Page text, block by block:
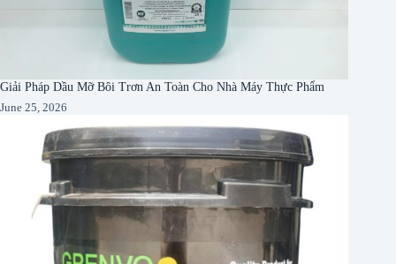
Giải Pháp Dầu Mỡ Bôi Trơn An Toàn Cho Nhà Máy Thực Phẩm
June 25, 2026